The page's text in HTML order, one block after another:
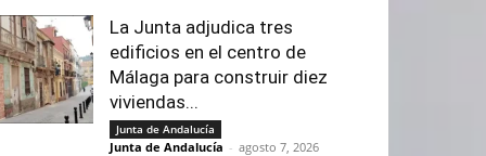
La Junta adjudica tres
edificios en el centro de
Málaga para construir diez
viviendas...
Junta de Andalucía
Junta de Andalucía - agosto 7, 2026